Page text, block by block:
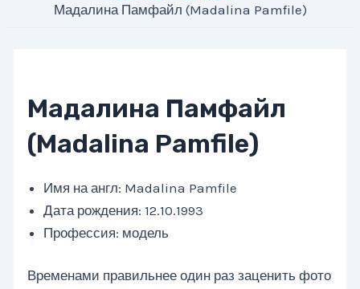
Мадалина Памфайл (Madalina Pamfile)
Мадалина Памфайл
(Madalina Pamfile)
Имя на англ: Madalina Pamfile
Дата рождения: 12.10.1993
Профессия: модель
Временами правильнее один раз заценить фото